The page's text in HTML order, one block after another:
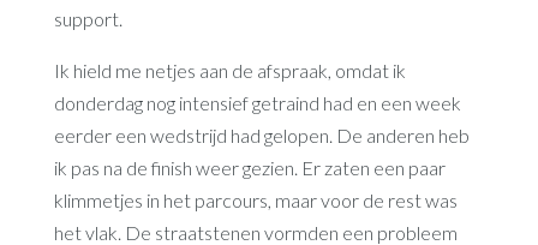
support.
Ik hield me netjes aan de afspraak, omdat ik
donderdag nog intensief getraind had en een week
eerder een wedstrijd had gelopen. De anderen heb
ik pas na de finish weer gezien. Er zaten een paar
klimmetjes in het parcours, maar voor de rest was
het vlak. De straatstenen vormden een probleem